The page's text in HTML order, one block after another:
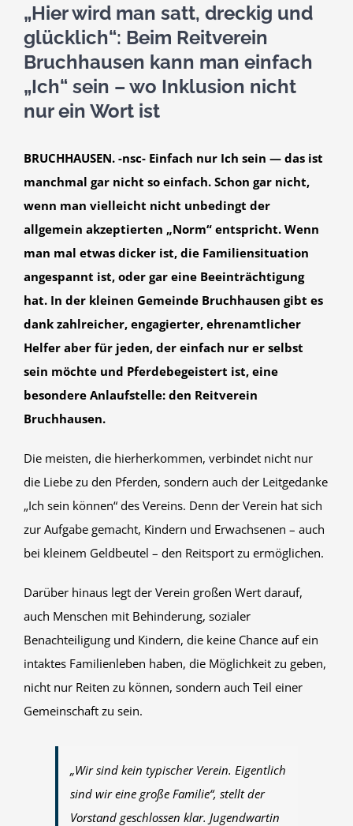
„Hier wird man satt, dreckig und
glücklich“: Beim Reitverein
Bruchhausen kann man einfach
„Ich“ sein – wo Inklusion nicht
nur ein Wort ist
BRUCHHAUSEN. -nsc- Einfach nur Ich sein — das ist
manchmal gar nicht so einfach. Schon gar nicht,
wenn man vielleicht nicht unbedingt der
allgemein akzeptierten „Norm“ entspricht. Wenn
man mal etwas dicker ist, die Familiensituation
angespannt ist, oder gar eine Beeinträchtigung
hat. In der kleinen Gemeinde Bruchhausen gibt es
dank zahlreicher, engagierter, ehrenamtlicher
Helfer aber für jeden, der einfach nur er selbst
sein möchte und Pferdebegeistert ist, eine
besondere Anlaufstelle: den Reitverein
Bruchhausen.
Die meisten, die hierherkommen, verbindet nicht nur
die Liebe zu den Pferden, sondern auch der Leitgedanke
„Ich sein können“ des Vereins. Denn der Verein hat sich
zur Aufgabe gemacht, Kindern und Erwachsenen – auch
bei kleinem Geldbeutel – den Reitsport zu ermöglichen.
Darüber hinaus legt der Verein großen Wert darauf,
auch Menschen mit Behinderung, sozialer
Benachteiligung und Kindern, die keine Chance auf ein
intaktes Familienleben haben, die Möglichkeit zu geben,
nicht nur Reiten zu können, sondern auch Teil einer
Gemeinschaft zu sein.
„Wir sind kein typischer Verein. Eigentlich
sind wir eine große Familie“, stellt der
Vorstand geschlossen klar. Jugendwartin